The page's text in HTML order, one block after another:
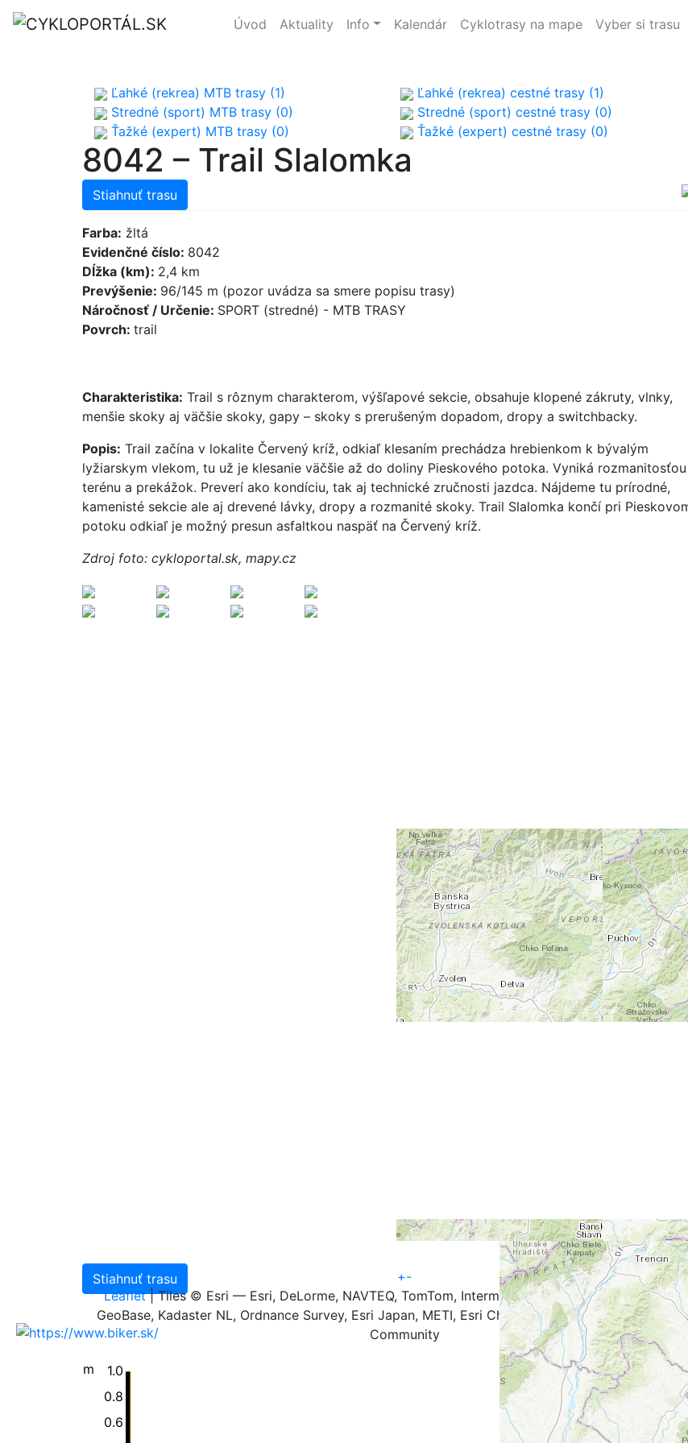
Úvod Aktuality Info Kalendár Cyklotrasy na mape Vyber si trasu
Ľahké (rekrea) MTB trasy (1)
Stredné (sport) MTB trasy (0)
Ťažké (expert) MTB trasy (0)
Ľahké (rekrea) cestné trasy (1)
Stredné (sport) cestné trasy (0)
Ťažké (expert) cestné trasy (0)
8042 – Trail Slalomka
Stiahnuť trasu
Farba: žltá
Evidenčné číslo: 8042
Dĺžka (km): 2,4 km
Prevýšenie: 96/145 m (pozor uvádza sa smere popisu trasy)
Náročnosť / Určenie: SPORT (stredné) - MTB TRASY
Povrch: trail
Charakteristika: Trail s rôznym charakterom, výšľapové sekcie, obsahuje klopené zákruty, vlnky,
menšie skoky aj väčšie skoky, gapy – skoky s prerušeným dopadom, dropy a switchbacky.
Popis: Trail začína v lokalite Červený kríž, odkiaľ klesaním prechádza hrebienkom k bývalým
lyžiarskym vlekom, tu už je klesanie väčšie až do doliny Pieskového potoka. Vyniká rozmanitosťou
terénu a prekážok. Preverí ako kondíciu, tak aj technické zručnosti jazdca. Nájdeme tu prírodné,
kamenisté sekcie ale aj drevené lávky, dropy a rozmanité skoky. Trail Slalomka končí pri
potoku odkiaľ je možný presun asfaltkou naspäť na Červený kríž.
Zdroj foto: cykloportal.sk, mapy.cz
0.6
0.8
1.0
m
+-
Leaflet| Tiles © Esri — Esri, DeLorme, NAVTEQ, TomTom, Intermap, iPC, USGS, FAO, NPS,
GeoBase, Kadaster NL, Ordnance Survey, Esri Japan, METI, Esri China (Hong Kong), and the GIS
Community
Stiahnuť trasu
Všetky publikované dáta na portáli sú určené na nekomerčné použitie pre občiansku verejnosť,
chránené v zmysle autorského zákona, sú majetkom Slovenského cykloklubu. Ich ďalšie